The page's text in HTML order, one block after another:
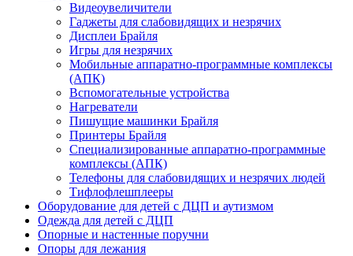
Видеоувеличители
Гаджеты для слабовидящих и незрячих
Дисплеи Брайля
Игры для незрячих
Мобильные аппаратно-программные комплексы
(АПК)
Вспомогательные устройства
Нагреватели
Пишущие машинки Брайля
Принтеры Брайля
Специализированные аппаратно-программные
комплексы (АПК)
Телефоны для слабовидящих и незрячих людей
Тифлофлешплееры
Оборудование для детей с ДЦП и аутизмом
Одежда для детей с ДЦП
Опорные и настенные поручни
Опоры для лежания